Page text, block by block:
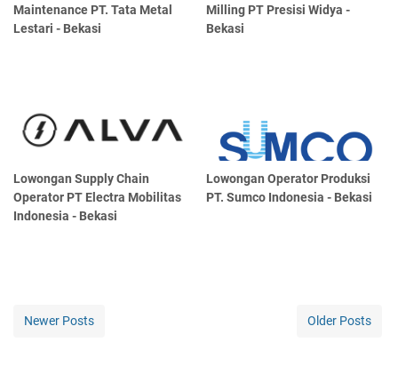
Maintenance PT. Tata Metal
Lestari - Bekasi
Milling PT Presisi Widya -
Bekasi
Lowongan Supply Chain
Operator PT Electra Mobilitas
Indonesia - Bekasi
Lowongan Operator Produksi
PT. Sumco Indonesia - Bekasi
Newer Posts Older Posts